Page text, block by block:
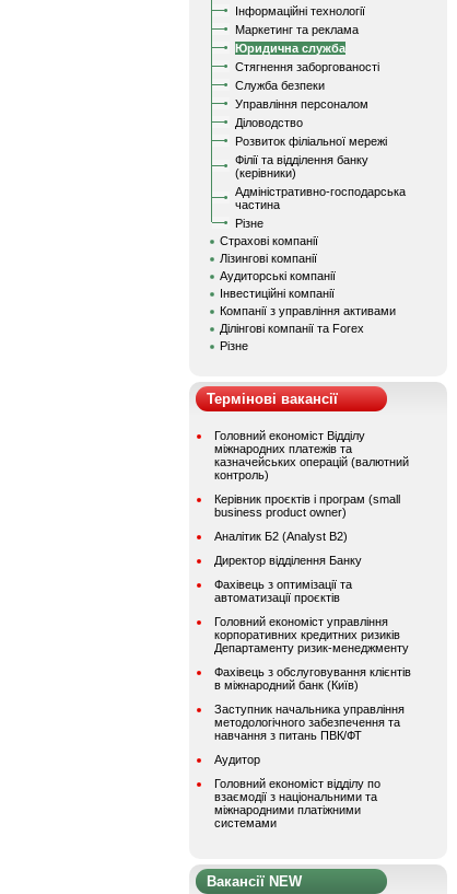
Інформаційні технології
Маркетинг та реклама
Юридична служба
Стягнення заборгованості
Служба безпеки
Управління персоналом
Діловодство
Розвиток філіальної мережі
Філії та відділення банку
(керівники)
Адміністративно-господарська
частина
Різне
Страхові компанії
Лізингові компанії
Аудиторські компанії
Інвестиційні компанії
Компанії з управління активами
Ділінгові компанії та Forex
Різне
Термінові вакансії
Головний економіст Відділу
міжнародних платежів та
казначейських операцій (валютний
контроль)
Керівник проєктів і програм (small
business product owner)
Аналітик Б2 (Analyst B2)
Директор відділення Банку
Фахівець з оптимізації та
автоматизації проєктів
Головний економіст управління
корпоративних кредитних ризиків
Департаменту ризик-менеджменту
Фахівець з обслуговування клієнтів
в міжнародний банк (Київ)
Заступник начальника управління
методологічного забезпечення та
навчання з питань ПВК/ФТ
Аудитор
Головний економіст відділу по
взаємодії з національними та
міжнародними платіжними
системами
Вакансії NEW